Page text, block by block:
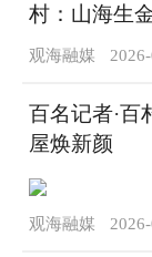
村：山海生
观海融媒
百名记者·百
屋焕新颜
观海融媒